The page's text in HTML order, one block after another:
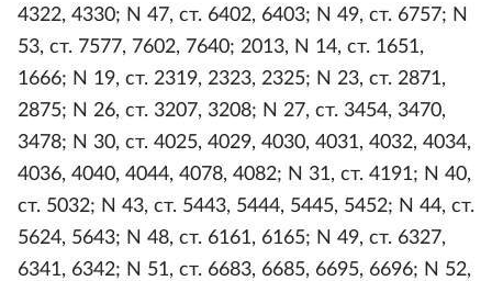
4322, 4330; N 47, ст. 6402, 6403; N 49, ст. 6757; N
53, ст. 7577, 7602, 7640; 2013, N 14, ст. 1651,
1666; N 19, ст. 2319, 2323, 2325; N 23, ст. 2871,
2875; N 26, ст. 3207, 3208; N 27, ст. 3454, 3470,
3478; N 30, ст. 4025, 4029, 4030, 4031, 4032, 4034,
4036, 4040, 4044, 4078, 4082; N 31, ст. 4191; N 40,
ст. 5032; N 43, ст. 5443, 5444, 5445, 5452; N 44, ст.
5624, 5643; N 48, ст. 6161, 6165; N 49, ст. 6327,
6341, 6342; N 51, ст. 6683, 6685, 6695, 6696; N 52,